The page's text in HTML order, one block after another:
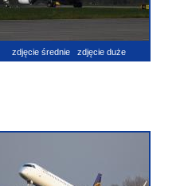
zdjęcie średnie zdjęcie duże